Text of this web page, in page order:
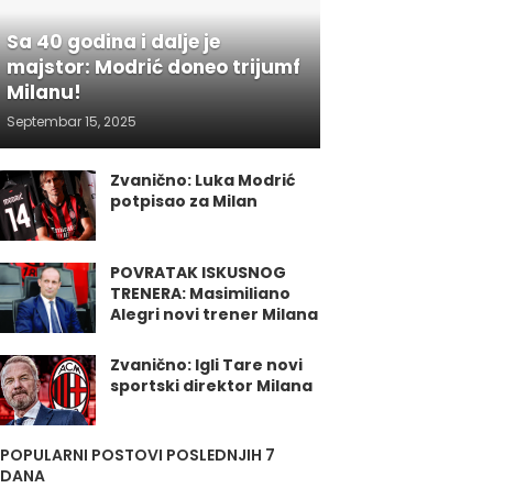
Sa 40 godina i dalje je
majstor: Modrić doneo trijumf
Milanu!
Septembar 15, 2025
Zvanično: Luka Modrić
potpisao za Milan
POVRATAK ISKUSNOG
TRENERA: Masimiliano
Alegri novi trener Milana
Zvanično: Igli Tare novi
sportski direktor Milana
POPULARNI POSTOVI POSLEDNJIH 7
DANA